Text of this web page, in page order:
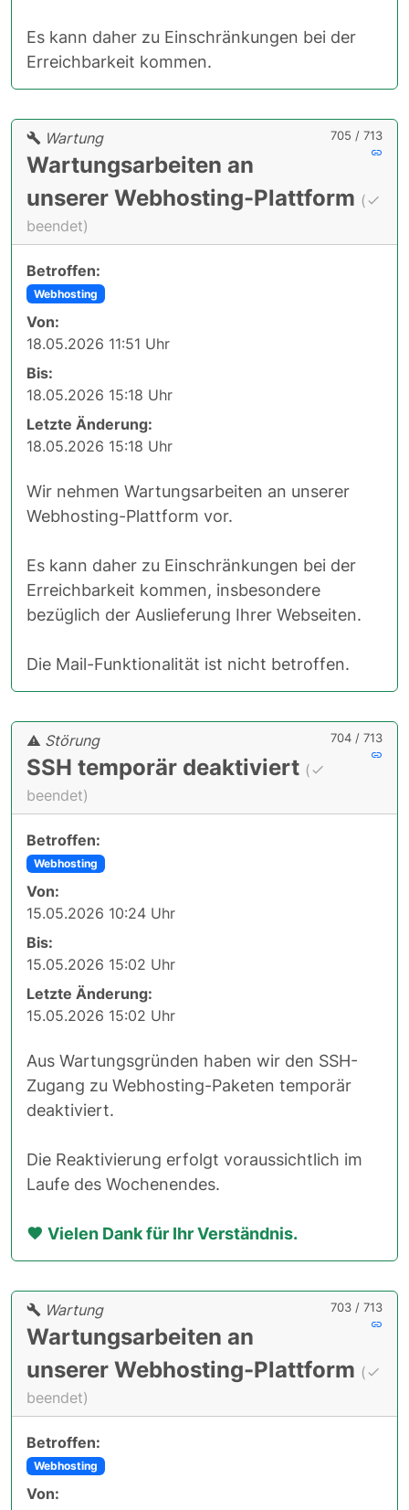
Es kann daher zu Einschränkungen bei der
Erreichbarkeit kommen.
705 / 713
Wartung
Wartungsarbeiten an
unserer Webhosting-Plattform (
beendet)
Betroffen:
Webhosting
Von:
18.05.2026 11:51 Uhr
Bis:
18.05.2026 15:18 Uhr
Letzte Änderung:
18.05.2026 15:18 Uhr
Wir nehmen Wartungsarbeiten an unserer
Webhosting-Plattform vor.
Es kann daher zu Einschränkungen bei der
Erreichbarkeit kommen, insbesondere
bezüglich der Auslieferung Ihrer Webseiten.
Die Mail-Funktionalität ist nicht betroffen.
704 / 713
Störung
SSH temporär deaktiviert (
beendet)
Betroffen:
Webhosting
Von:
15.05.2026 10:24 Uhr
Bis:
15.05.2026 15:02 Uhr
Letzte Änderung:
15.05.2026 15:02 Uhr
Aus Wartungsgründen haben wir den SSH-
Zugang zu Webhosting-Paketen temporär
deaktiviert.
Die Reaktivierung erfolgt voraussichtlich im
Laufe des Wochenendes.
Vielen Dank für Ihr Verständnis.
703 / 713
Wartung
Wartungsarbeiten an
unserer Webhosting-Plattform (
beendet)
Betroffen:
Webhosting
Von: